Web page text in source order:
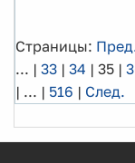
Страницы:
... | 33 | 34 | 35 |
| ... | 516 | След.